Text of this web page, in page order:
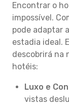
Encontrar o
impossível.
pode adaptar
estadia ideal.
descobrirá na
hotéis:
Luxo e
vistas